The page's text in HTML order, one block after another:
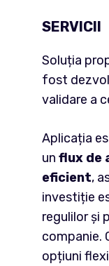
SERVICII
Soluția
fost
validare a
Aplicația
un flux de
eficient,
investiție
regulilor și
companie.
opțiuni